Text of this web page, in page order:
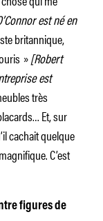
est né en
britannique,
»[Robert
est
très
Et, sur
cachait quelque
C’est
figures de